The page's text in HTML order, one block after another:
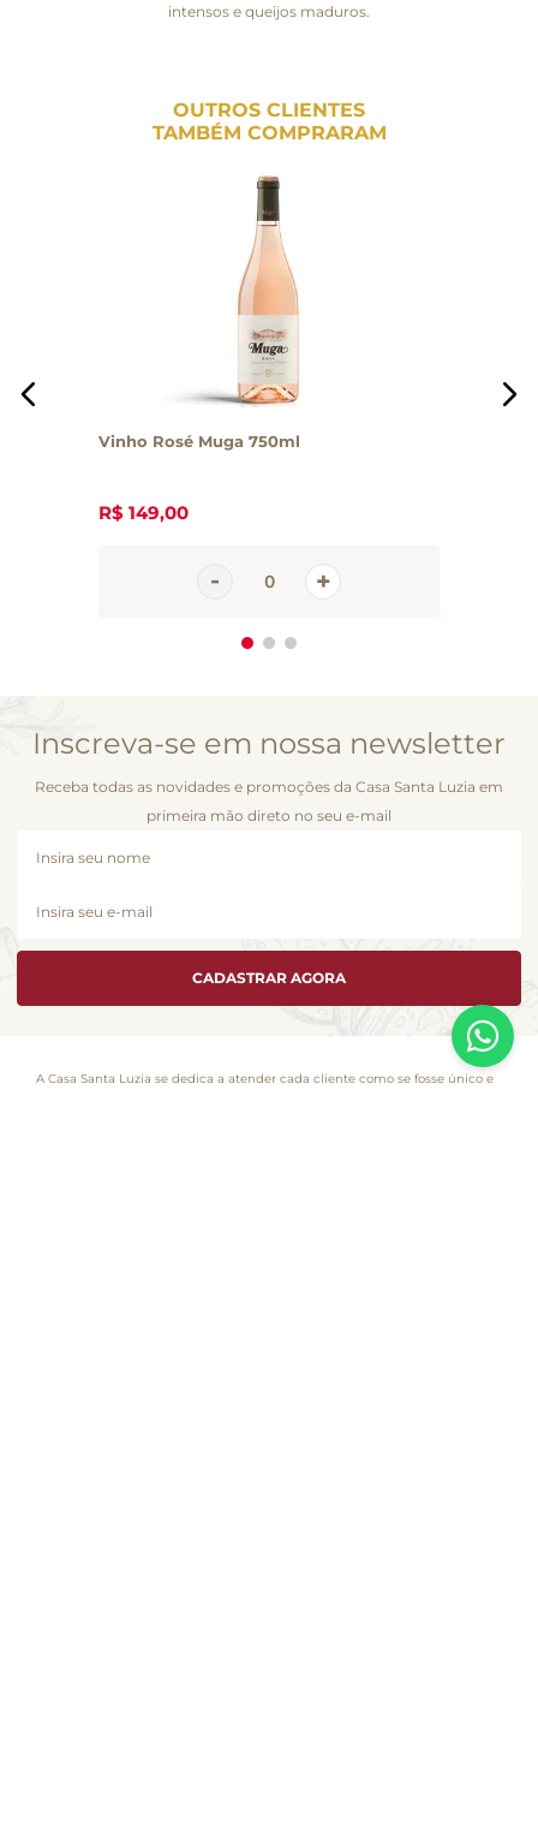
intensos e queijos maduros.
OUTROS CLIENTES
TAMBÉM COMPRARAM
Vinho Rosé Muga 750ml
R$ 149,00
Inscreva-se em nossa newsletter
Receba todas as novidades e promoções da Casa Santa Luzia em
primeira mão direto no seu e-mail
CADASTRAR AGORA
A Casa Santa Luzia se dedica a atender cada cliente como se fosse único e